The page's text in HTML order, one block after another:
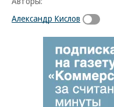
Александр Кислов